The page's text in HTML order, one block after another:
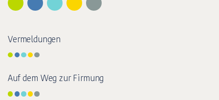
Vermeldungen
Auf dem Weg zur Firmung